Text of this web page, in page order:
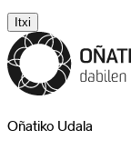
Itxi
Oñatiko Udala